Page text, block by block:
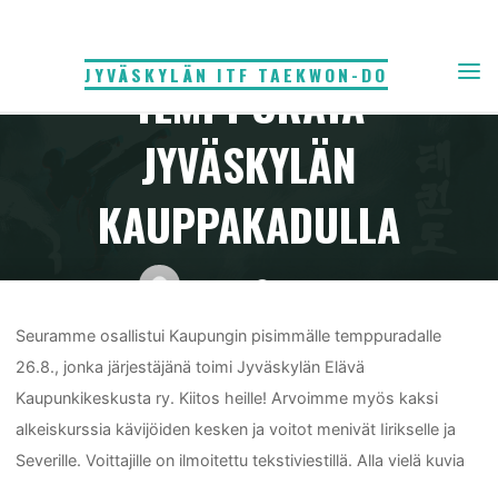
JYVÄSKYLÄN ITF TAEKWON-DO
KAUPUNGIN PISIN
TEMPPURATA
JYVÄSKYLÄN
KAUPPAKADULLA
Seuramme osallistui Kaupungin pisimmälle temppuradalle
26.8., jonka järjestäjänä toimi Jyväskylän Elävä
Kaupunkikeskusta ry. Kiitos heille! Arvoimme myös kaksi
alkeiskurssia kävijöiden kesken ja voitot menivät Iirikselle ja
Severille. Voittajille on ilmoitettu tekstiviestillä. Alla vielä kuvia